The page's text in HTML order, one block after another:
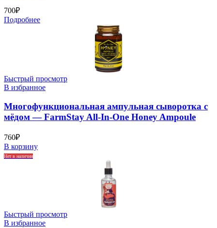
700₽
Подробнее
Быстрый просмотр
В избранное
Многофункциональная ампульная сыворотка с
мёдом — FarmStay All-In-One Honey Ampoule
760₽
В корзину
Нет в наличии
Быстрый просмотр
В избранное